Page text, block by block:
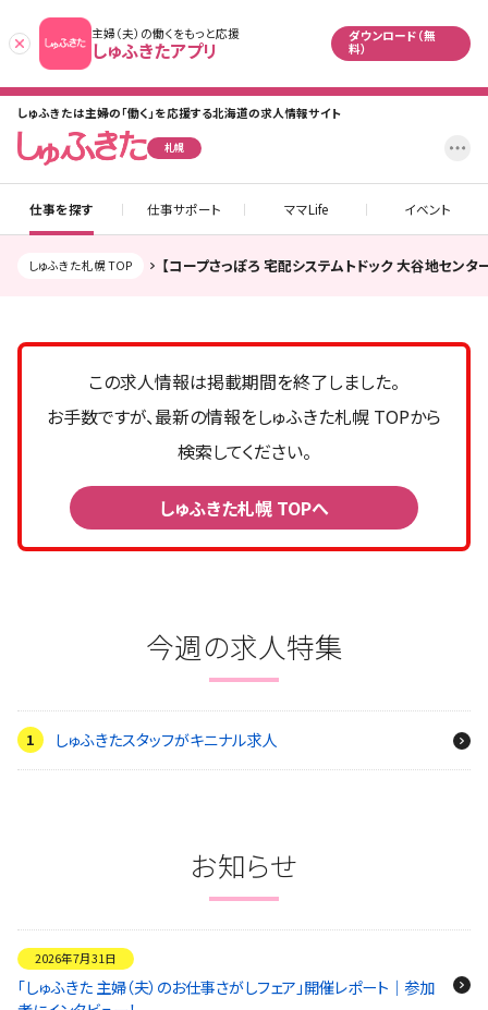
主婦（夫）の働くをもっと応援
しゅふきたアプリ
あとで
ダウンロード（無
料）
しゅふきたは主婦の「働く」を応援する北海道の求人情報サイト
札幌
仕事を探す 仕事サポート ママLife イベント
しゅふきた札幌 TOP 【コープさっぽろ 宅配システムトドック 大谷地セン
この求人情報は掲載期間を終了しました。
お手数ですが、最新の情報をしゅふきた札幌 TOPから
検索してください。
しゅふきた札幌 TOPへ
今週の求人特集
しゅふきたスタッフがキニナル求人
お知らせ
2026年7月31日
「しゅふきた 主婦（夫）のお仕事さがしフェア」開催レポート｜参加